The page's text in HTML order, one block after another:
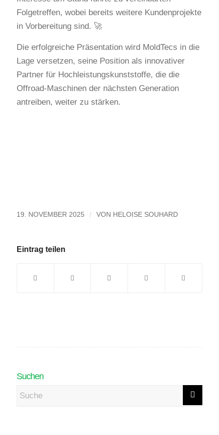
Folgetreffen, wobei bereits weitere Kundenprojekte
in Vorbereitung sind. 🚀
Die erfolgreiche Präsentation wird MoldTecs in die
Lage versetzen, seine Position als innovativer
Partner für Hochleistungskunststoffe, die die
Offroad-Maschinen der nächsten Generation
antreiben, weiter zu stärken.
19. NOVEMBER 2025 / VON HELOISE SOUHARD
Eintrag teilen
Suchen